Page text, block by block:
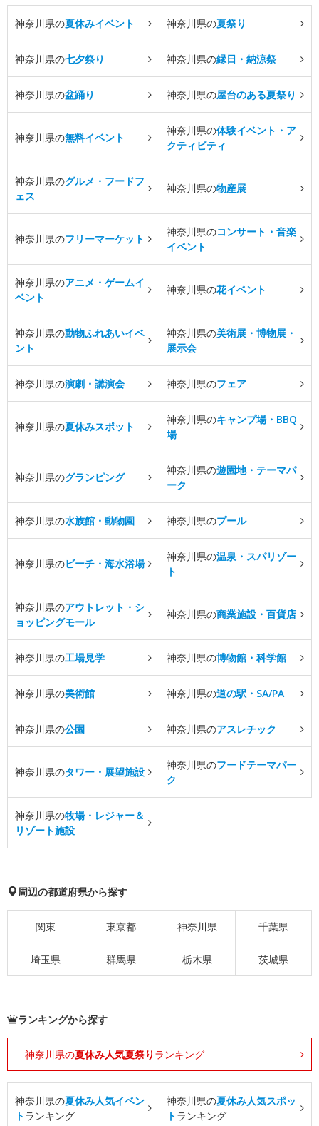
神奈川県の夏休みイベント 神奈川県の夏祭り
神奈川県の七夕祭り 神奈川県の縁日・納涼祭
神奈川県の盆踊り 神奈川県の屋台のある夏祭り
神奈川県の無料イベント
神奈川県の体験イベント・ア
クティビティ
神奈川県のグルメ・フードフ
ェス
神奈川県の物産展
神奈川県のフリーマーケット
神奈川県のコンサート・音楽
イベント
神奈川県のアニメ・ゲームイ
ベント
神奈川県の花イベント
神奈川県の動物ふれあいイベ
ント
神奈川県の美術展・博物展・
展示会
神奈川県の演劇・講演会 神奈川県のフェア
神奈川県の夏休みスポット
神奈川県のキャンプ場・BBQ
場
神奈川県のグランピング
神奈川県の遊園地・テーマパ
ーク
神奈川県の水族館・動物園 神奈川県のプール
神奈川県のビーチ・海水浴場
神奈川県の温泉・スパリゾー
ト
神奈川県のアウトレット・シ
ョッピングモール
神奈川県の商業施設・百貨店
神奈川県の工場見学 神奈川県の博物館・科学館
神奈川県の美術館 神奈川県の道の駅・SA/PA
神奈川県の公園 神奈川県のアスレチック
神奈川県のタワー・展望施設
神奈川県のフードテーマパー
ク
神奈川県の牧場・レジャー＆
リゾート施設
周辺の都道府県から探す
関東 東京都 神奈川県 千葉県
埼玉県 群馬県 栃木県 茨城県
ランキングから探す
神奈川県の夏休み人気夏祭り ランキング
神奈川県の夏休み人気イベン
トランキング
神奈川県の夏休み人気スポッ
トランキング